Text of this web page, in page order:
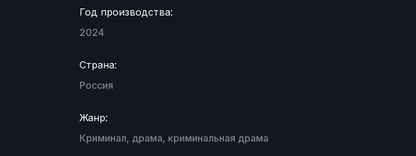
Год производства:
2024
Страна:
Россия
Жанр:
Криминал, драма, криминальная драма